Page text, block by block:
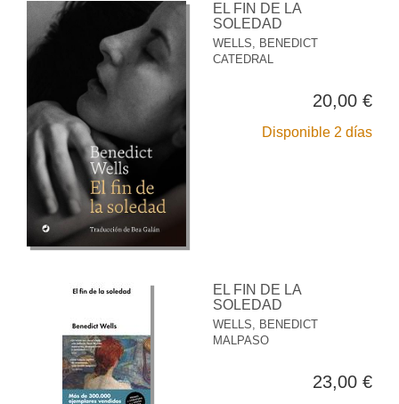
EL FIN DE LA
SOLEDAD
WELLS, BENEDICT
CATEDRAL
20,00 €
Disponible 2 días
EL FIN DE LA
SOLEDAD
WELLS, BENEDICT
MALPASO
23,00 €